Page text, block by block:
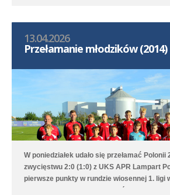
13.04.2026
Przełamanie młodzików (2014)
W poniedziałek udało się przełamać
zwycięstwu 2:0 (1:0) z UKS APR Lampart
pierwsze punkty w rundzie wiosennej 1. ligi
Bramki na wagę trzech punktów strzelili